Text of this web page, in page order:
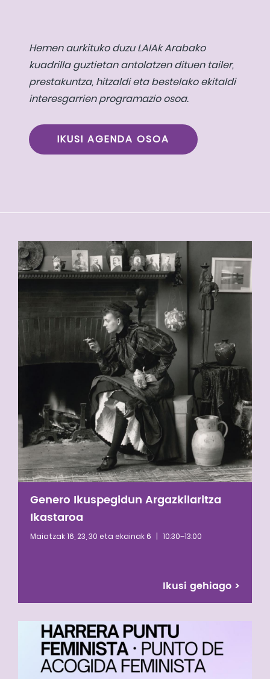
Hemen aurkituko duzu LAIAk Arabako
kuadrilla guztietan antolatzen dituen tailer,
prestakuntza, hitzaldi eta bestelako ekitaldi
interesgarrien programazio osoa.
IKUSI AGENDA OSOA
Genero Ikuspegidun Argazkilaritza
Ikastaroa
Maiatzak 16, 23, 30 eta ekainak 6 | 10:30–13:00
Ikusi gehiago >